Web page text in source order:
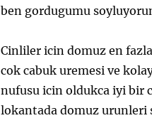
ben gordugumu
Cinliler icin domuz en
cok cabuk uremesi ve
nufusu icin oldukca iyi bir
lokantada domuz